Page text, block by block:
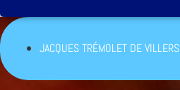
JACQUES TRÉMOLET DE VILLERS